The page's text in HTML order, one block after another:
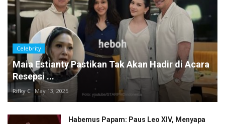
Celebrity
Maia Estianty Pastikan Tak Akan Hadir di Acara
Resepsi ...
Rifky C May 13, 2025
Habemus Papam: Paus Leo XIV, Menyapa